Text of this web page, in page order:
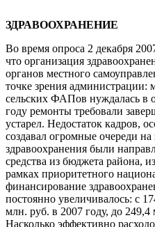
ЗДРАВООХРАНЕНИЕ
Во время опроса 2 декабря
что организация
органов местного
точке зрения администрации:
сельских ФАПов нуждалась в
году ремонты требовали
устарел. Недостаток кадров,
создавал огромные очереди
здравоохранения были
средства из бюджета района,
рамках приоритетного
финансирование
постоянно увеличивалось: с
млн. руб. в 2007 году, до 249,4
Насколько эффективно